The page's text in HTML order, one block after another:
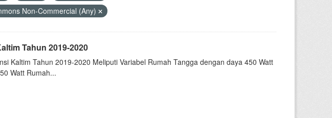
Non-Commercial (Any)
Tahun 2019-2020
Kaltim Tahun 2019-2020 Meliputi Variabel Rumah Tangga dengan daya 450 Watt
Watt Rumah...